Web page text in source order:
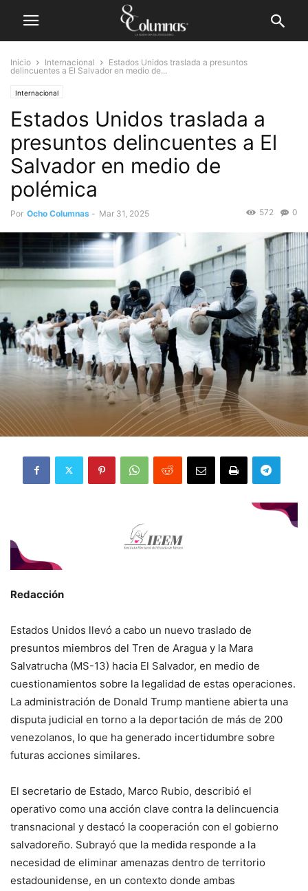
Inicio Internacional
Estados Unidos traslada a presuntos
delincuentes a El Salvador en medio de...
Internacional
Estados Unidos traslada a
presuntos delincuentes a El
Salvador en medio de
polémica
Por Ocho Columnas - Mar 31, 2025 0
572
Redacción
Estados Unidos llevó a cabo un nuevo traslado de
presuntos miembros del Tren de Aragua y la Mara
Salvatrucha (MS-13) hacia El Salvador, en medio de
cuestionamientos sobre la legalidad de estas operaciones.
La administración de Donald Trump mantiene abierta una
disputa judicial en torno a la deportación de más de 200
venezolanos, lo que ha generado incertidumbre sobre
futuras acciones similares.
El secretario de Estado, Marco Rubio, describió el
operativo como una acción clave contra la delincuencia
transnacional y destacó la cooperación con el gobierno
salvadoreño. Subrayó que la medida responde a la
necesidad de eliminar amenazas dentro de territorio
estadounidense, en un contexto donde ambas